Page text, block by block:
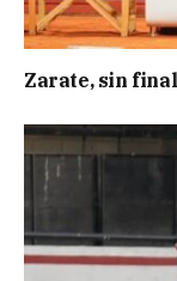
Zarate, sin